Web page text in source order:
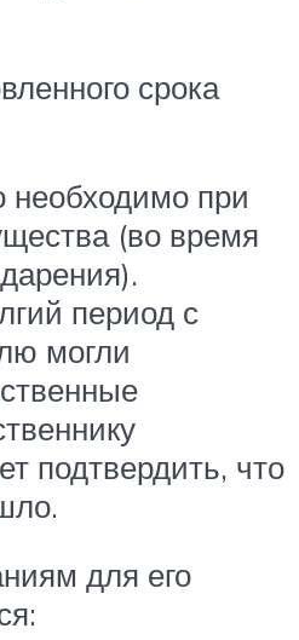
срока
необходимо при
(во время
период с
могли
подтвердить, что
для его